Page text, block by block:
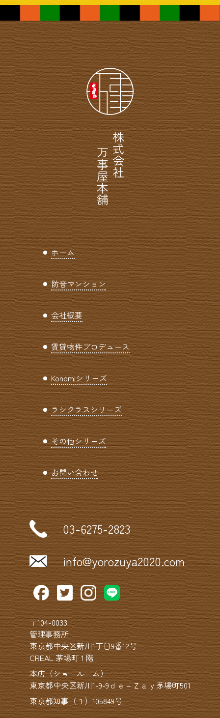
株式会社
万事屋本舗
ホーム
防音マンション
会社概要
賃貸物件プロデュース
Konomiシリーズ
ラシクラスシリーズ
その他シリーズ
お問い合わせ
03-6275-2823
info@yorozuya2020.com
〒104-0033
管理事務所
東京都中央区新川1丁目9番12号
CREAL 茅場町 1 階
本店（ショールーム）
東京都中央区新川1-9-9ｄｅ－Ｚａｙ茅場町501
東京都知事（１）105849号